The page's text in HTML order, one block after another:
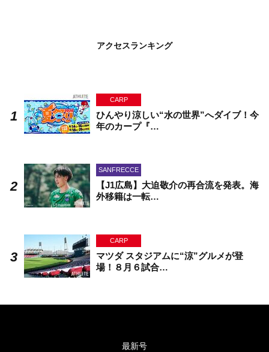
アクセスランキング
CARP
ひんやり涼しい“水の世界”へダイブ！今
年のカープ『…
SANFRECCE
【J1広島】大迫敬介の再合流を発表。海
外移籍は一転…
CARP
マツダ スタジアムに“涼”グルメが登
場！８月６試合…
最新号